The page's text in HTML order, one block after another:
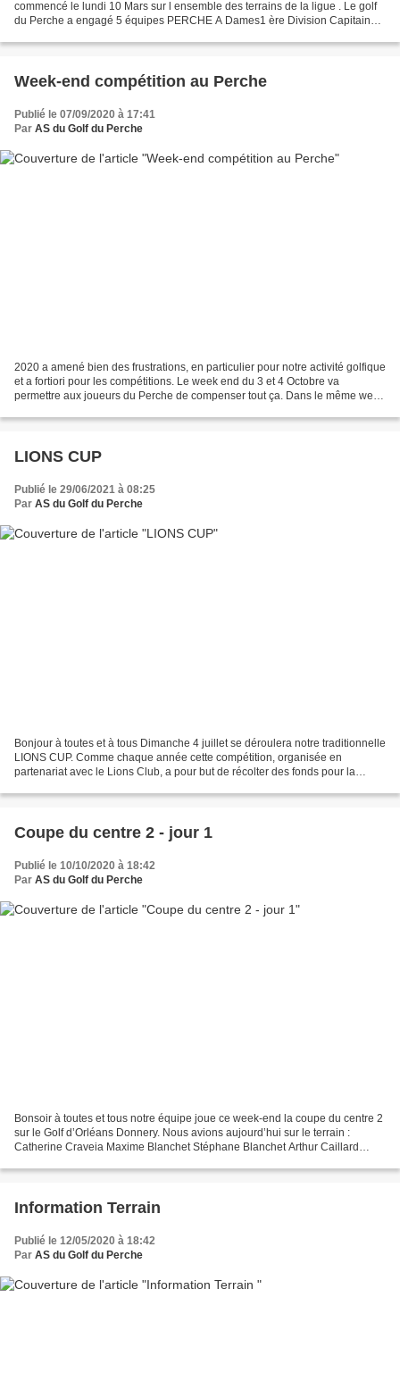
commencé le lundi 10 Mars sur l ensemble des terrains de la ligue . Le golf
du Perche a engagé 5 équipes PERCHE A Dames1 ère Division Capitaine:
Week-end compétition au Perche
Publié le 07/09/2020 à 17:41
Par AS du Golf du Perche
2020 a amené bien des frustrations, en particulier pour notre activité golfique
et a fortiori pour les compétitions. Le week end du 3 et 4 Octobre va
permettre aux joueurs du Perche de compenser tout ça. Dans le même week
LIONS CUP
Publié le 29/06/2021 à 08:25
Par AS du Golf du Perche
Bonjour à toutes et à tous Dimanche 4 juillet se déroulera notre traditionnelle
LIONS CUP. Comme chaque année cette compétition, organisée en
partenariat avec le Lions Club, a pour but de récolter des fonds pour la
Coupe du centre 2 - jour 1
Publié le 10/10/2020 à 18:42
Par AS du Golf du Perche
Bonsoir à toutes et tous notre équipe joue ce week-end la coupe du centre 2
sur le Golf d’Orléans Donnery. Nous avions aujourd’hui sur le terrain :
Catherine Craveia Maxime Blanchet Stéphane Blanchet Arthur Caillard
Information Terrain
Publié le 12/05/2020 à 18:42
Par AS du Golf du Perche